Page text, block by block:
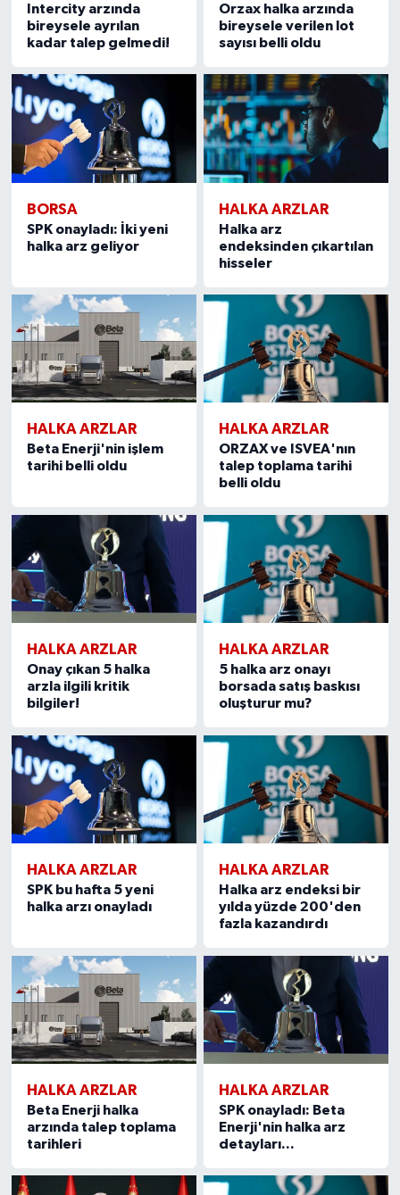
Intercity arzında
bireysele ayrılan
kadar talep gelmedi!
Orzax halka arzında
bireysele verilen lot
sayısı belli oldu
BORSA
SPK onayladı: İki yeni
halka arz geliyor
HALKA ARZLAR
Halka arz
endeksinden çıkartılan
hisseler
HALKA ARZLAR
Beta Enerji'nin işlem
tarihi belli oldu
HALKA ARZLAR
ORZAX ve ISVEA'nın
talep toplama tarihi
belli oldu
HALKA ARZLAR
Onay çıkan 5 halka
arzla ilgili kritik
bilgiler!
HALKA ARZLAR
5 halka arz onayı
borsada satış baskısı
oluşturur mu?
HALKA ARZLAR
SPK bu hafta 5 yeni
halka arzı onayladı
HALKA ARZLAR
Halka arz endeksi bir
yılda yüzde 200'den
fazla kazandırdı
HALKA ARZLAR
Beta Enerji halka
arzında talep toplama
tarihleri
HALKA ARZLAR
SPK onayladı: Beta
Enerji'nin halka arz
detayları...